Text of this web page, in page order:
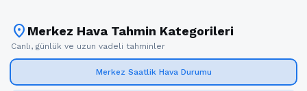
location_on Merkez Hava Tahmin Kategorileri
Canlı, günlük ve uzun vadeli tahminler
Merkez Saatlik Hava Durumu